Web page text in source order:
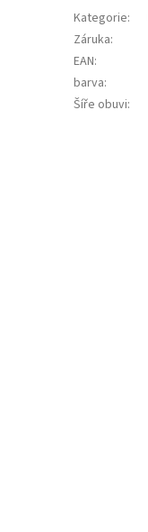
Kategorie:
Záruka:
EAN:
barva:
Šíře obuvi: